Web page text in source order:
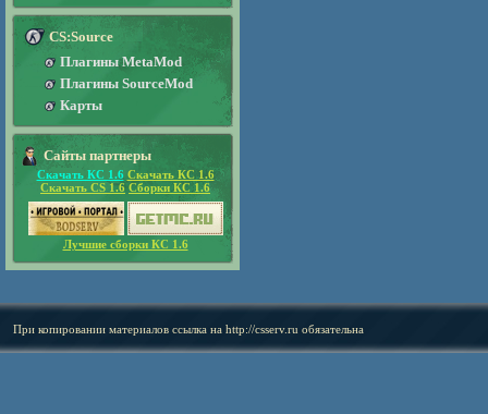
CS:Source
Плагины MetaMod
Плагины SourceMod
Карты
Сайты партнеры
Скачать КС 1.6 Скачать КС 1.6
Скачать CS 1.6 Сборки КС 1.6
Лучшие сборки КС 1.6
При копировании материалов ссылка на http://csserv.ru обязательна